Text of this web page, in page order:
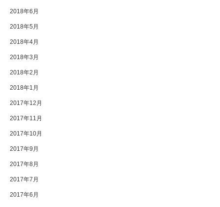
2018年6月
2018年5月
2018年4月
2018年3月
2018年2月
2018年1月
2017年12月
2017年11月
2017年10月
2017年9月
2017年8月
2017年7月
2017年6月